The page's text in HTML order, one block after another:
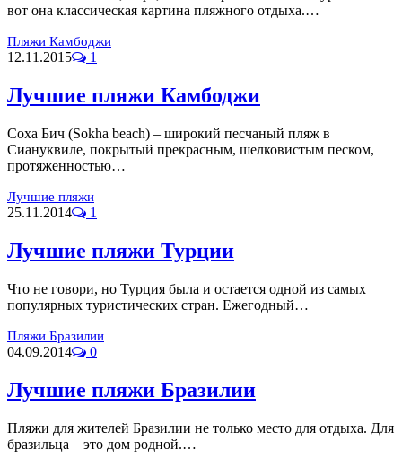
вот она классическая картина пляжного отдыха.…
Пляжи Камбоджи
12.11.2015 1
Лучшие пляжи Камбоджи
Соха Бич (Sokha beach) – широкий песчаный пляж в
Сиануквиле, покрытый прекрасным, шелковистым песком,
протяженностью…
Лучшие пляжи
25.11.2014 1
Лучшие пляжи Турции
Что не говори, но Турция была и остается одной из самых
популярных туристических стран. Ежегодный…
Пляжи Бразилии
04.09.2014 0
Лучшие пляжи Бразилии
Пляжи для жителей Бразилии не только место для отдыха. Для
бразильца – это дом родной.…